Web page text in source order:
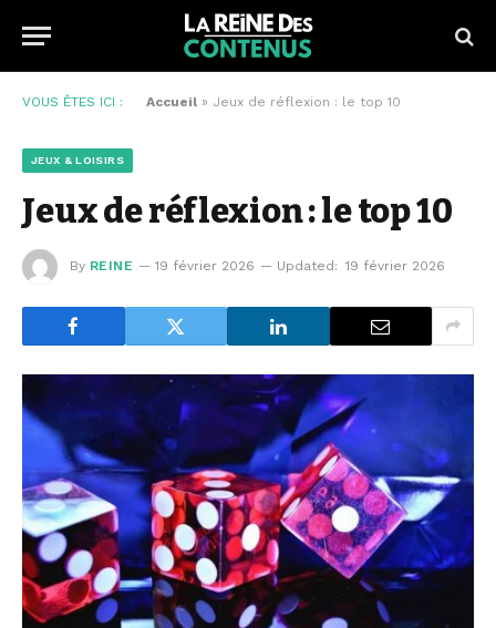
VOUS ÊTES ICI : Accueil » Jeux de réflexion : le top 10
JEUX & LOISIRS
Jeux de réflexion : le top 10
By REINE 19 février 2026 Updated: 19 février 2026